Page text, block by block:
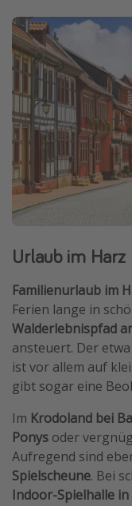
Urlaub im
Familienurlaub im
Ferien lange in
Walderlebnispfad
ansteuert. Der
ist vor allem auf
gibt sogar eine
Im Krodoland bei
Ponys oder
Aufregend sind
Spielscheune. Bei
Indoor-Spielhalle